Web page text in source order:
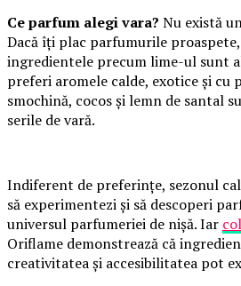
Ce parfum alegi vara? Nu există
Dacă îți plac parfumurile
ingredientele precum lime-ul sunt
preferi aromele calde, exotice și cu
smochină, cocos și lemn de santal
serile de vară.
Indiferent de preferințe, sezonul
să experimentezi și să descoperi
universul parfumeriei de nișă. Iar
Oriflame demonstrează că
creativitatea și accesibilitatea pot